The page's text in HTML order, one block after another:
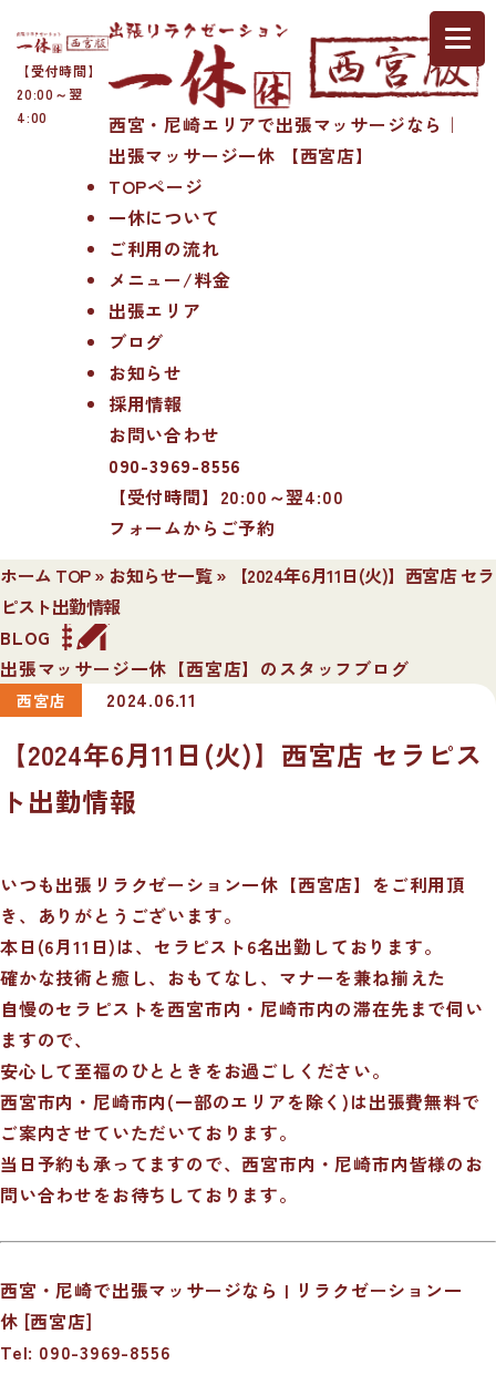
【受付時間】
20:00～翌
4:00
西宮・尼崎エリアで出張マッサージなら｜
出張マッサージ一休 【西宮店】
TOPページ
一休について
ご利用の流れ
メニュー/料金
出張エリア
ブログ
お知らせ
採用情報
お問い合わせ
090-3969-8556
【受付時間】20:00～翌4:00
フォームからご予約
ホーム TOP» お知らせ一覧»
【2024年6月11日(火)】西宮店 セラ
ピスト出勤情報
BLOG
出張マッサージ一休【西宮店】のスタッフブログ
西宮店 2024.06.11
【2024年6月11日(火)】西宮店 セラピス
ト出勤情報
いつも出張リラクゼーション一休【西宮店】をご利用頂
き、ありがとうございます。
本日(6月11日)は、セラピスト6名出勤しております。
確かな技術と癒し、おもてなし、マナーを兼ね揃えた
自慢のセラピストを西宮市内・尼崎市内の滞在先まで伺い
ますので、
安心して至福のひとときをお過ごしください。
西宮市内・尼崎市内(一部のエリアを除く)は出張費無料で
ご案内させていただいております。
当日予約も承ってますので、西宮市内・尼崎市内皆様のお
問い合わせをお待ちしております。
西宮・尼崎で出張マッサージなら | リラクゼーション一
休 [西宮店]
Tel: 090-3969-8556